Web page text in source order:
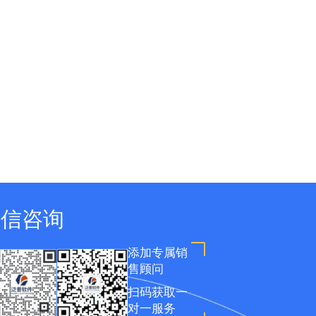
咨询
添加专属销
售顾问
扫码获取一
对一服务